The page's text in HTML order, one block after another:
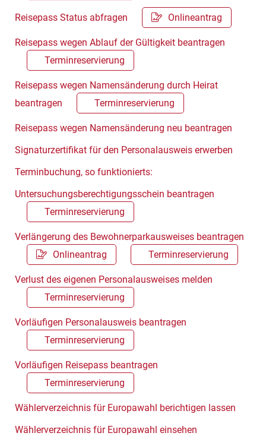
Reisepass Status abfragen Onlineantrag
Reisepass wegen Ablauf der Gültigkeit beantragen
Terminreservierung
Reisepass wegen Namensänderung durch Heirat
beantragen
Terminreservierung
Reisepass wegen Namensänderung neu beantragen
Signaturzertifikat für den Personalausweis erwerben
Terminbuchung, so funktionierts:
Untersuchungsberechtigungsschein beantragen
Terminreservierung
Verlängerung des Bewohnerparkausweises beantragen
Onlineantrag
Terminreservierung
Verlust des eigenen Personalausweises melden
Terminreservierung
Vorläufigen Personalausweis beantragen
Terminreservierung
Vorläufigen Reisepass beantragen
Terminreservierung
Wählerverzeichnis für Europawahl berichtigen lassen
Wählerverzeichnis für Europawahl einsehen